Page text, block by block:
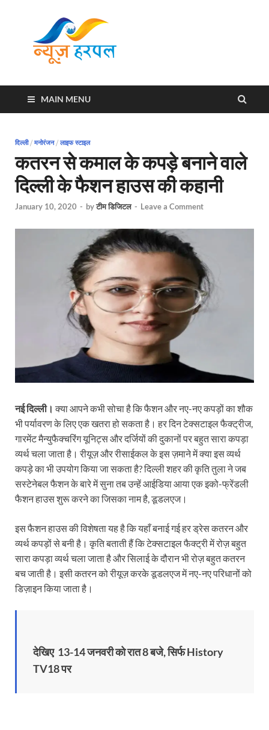
MAIN MENU
दिल्ली/ मनोरंजन/ लाइफ स्टाइल
कतरन से कमाल के कपड़े बनाने वाले
दिल्ली के फैशन हाउस की कहानी
January 10, 2020 - byटीम डिजिटल - Leave a Comment
नई दिल्ली। क्या आपने कभी सोचा है कि फैशन और नए-नए कपड़ों का शौक
भी पर्यावरण के लिए एक खतरा हो सकता है। हर दिन टेक्सटाइल फैक्ट्रीज,
गारमेंट मैन्युफैक्चरिंग यूनिट्स और दर्जियों की दुकानों पर बहुत सारा कपड़ा
व्यर्थ चला जाता है। रीयूज़ और रीसाईकल के इस ज़माने में क्या इस व्यर्थ
कपड़े का भी उपयोग किया जा सकता है? दिल्ली शहर की कृति तुला ने जब
सस्टेनेबल फैशन के बारे में सुना तब उन्हें आईडिया आया एक इको-फ्रेंडली
फैशन हाउस शुरू करने का जिसका नाम है, डूडलएज।
इस फैशन हाउस की विशेषता यह है कि यहाँ बनाई गई हर ड्रेस कतरन और
व्यर्थ कपड़ों से बनी है। कृति बताती हैं कि टेक्सटाइल फैक्ट्री में रोज़ बहुत
सारा कपड़ा व्यर्थ चला जाता है और सिलाई के दौरान भी रोज़ बहुत कतरन
बच जाती है। इसी कतरन को रीयूज़ करके डूडलएज में नए-नए परिधानों को
डिज़ाइन किया जाता है।
देखिए 13-14जनवरी को रात 8 बजे, सिर्फHistory
TV18पर